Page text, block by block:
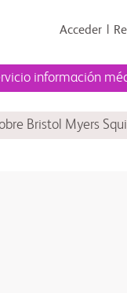
Acceder
información
Bristol Myers